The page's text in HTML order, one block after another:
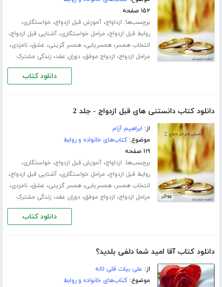
۱۵۲ صفحه
برچسب‌ها: ازداواج،آموزش قبل ازدواج، خواستگاری،
روابط قبل ازدواج، مراحل خواستگاری،آشنایی قبل ازدواج،
انتخاب همسر،همسریابی،همسر گزینی، عشق،نامزدی،
مراحل ازدواج، ازدواج موفق،دوران عقد، زندگی مشترک
دانلود کتاب
دانلود کتاب دانستنی های قبل ازدواج - جلد 2
از: ابراهیم آرام
موضوع:کتاب‌های خانواده و روابط
۱۱۹ صفحه
برچسب‌ها: ازداواج،آموزش قبل ازدواج، خواستگاری،
روابط قبل ازدواج، مراحل خواستگاری،آشنایی قبل ازدواج،
انتخاب همسر،همسریابی،همسر گزینی، عشق،نامزدی،
مراحل ازدواج، ازدواج موفق،دوران عقد، زندگی مشترک
دانلود کتاب
دانلود کتاب آقا امید شما دلفی بلدید؟
از: علی بیات قلی لاله
موضوع:کتاب‌های خانواده و روابط